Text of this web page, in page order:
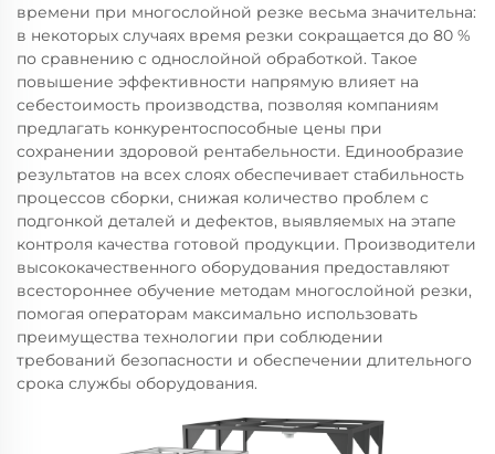
времени при многослойной резке весьма значительна:
в некоторых случаях время резки сокращается до 80 %
по сравнению с однослойной обработкой. Такое
повышение эффективности напрямую влияет на
себестоимость производства, позволяя компаниям
предлагать конкурентоспособные цены при
сохранении здоровой рентабельности. Единообразие
результатов на всех слоях обеспечивает стабильность
процессов сборки, снижая количество проблем с
подгонкой деталей и дефектов, выявляемых на этапе
контроля качества готовой продукции. Производители
высококачественного оборудования предоставляют
всестороннее обучение методам многослойной резки,
помогая операторам максимально использовать
преимущества технологии при соблюдении
требований безопасности и обеспечении длительного
срока службы оборудования.